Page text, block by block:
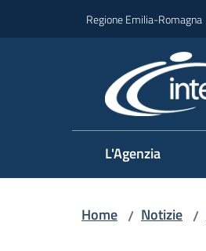
Regione Emilia-Romagna
L'Agenzia
Home / Notizie /